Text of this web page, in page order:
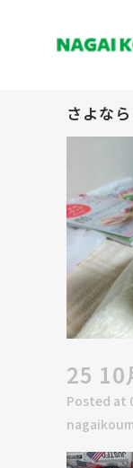
さよな
25 10
Posted at